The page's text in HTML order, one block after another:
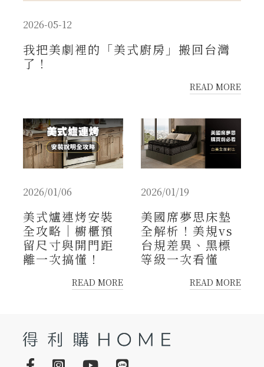
2026-05-12
我把美劇裡的「美式廚房」搬回台灣
了！
READ MORE
2026/01/06
美式爐連烤安裝
全攻略｜櫥櫃預
留尺寸與開門距
離一次搞懂！
READ MORE
2026/01/19
美國席夢思床墊
全解析！美規vs
台規差異、黑標
等級一次看懂
READ MORE